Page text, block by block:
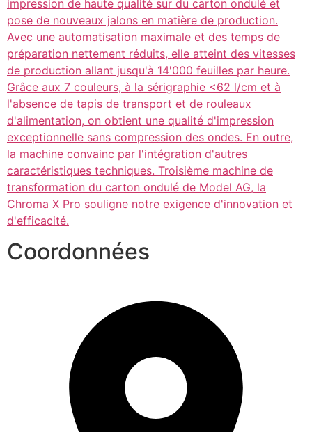
impression de haute qualité sur du carton ondulé et
pose de nouveaux jalons en matière de production.
Avec une automatisation maximale et des temps de
préparation nettement réduits, elle atteint des vitesses
de production allant jusqu'à 14'000 feuilles par heure.
Grâce aux 7 couleurs, à la sérigraphie <62 l/cm et à
l'absence de tapis de transport et de rouleaux
d'alimentation, on obtient une qualité d'impression
exceptionnelle sans compression des ondes. En outre,
la machine convainc par l'intégration d'autres
caractéristiques techniques. Troisième machine de
transformation du carton ondulé de Model AG, la
Chroma X Pro souligne notre exigence d'innovation et
d'efficacité.
Coordonnées